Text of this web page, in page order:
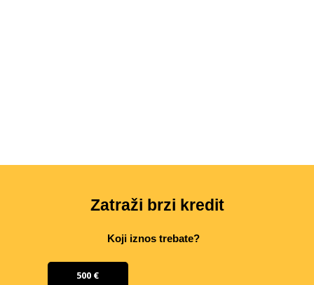
Zatraži brzi kredit
Koji iznos trebate?
500 €